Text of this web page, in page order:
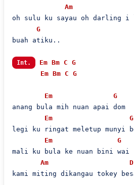
Am
oh sulu ku sayau oh darling i
G
buah atiku..
Int. Em Bm C G
Em Bm C G
Em
G
anang bula mih nuan apai dom
Em
G
legi ku ringat meletup munyi
Em
G
mali ku bula ke nuan bini wai
Am
D
kami miting dikangau tokey